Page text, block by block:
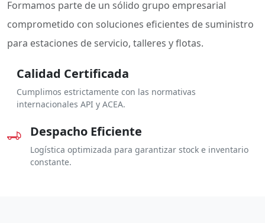
Formamos parte de un sólido grupo empresarial
comprometido con soluciones eficientes de suministro
para estaciones de servicio, talleres y flotas.
Calidad Certificada
Cumplimos estrictamente con las normativas
internacionales API y ACEA.
Despacho Eficiente
Logística optimizada para garantizar stock e inventario
constante.